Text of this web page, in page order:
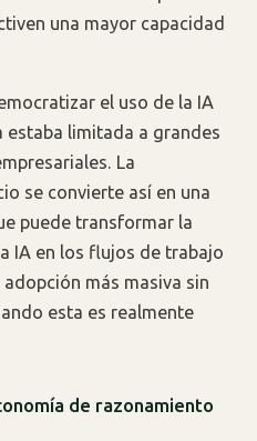
una mayor capacidad
el uso de la IA
estaba limitada a grandes
La
se convierte así en una
puede transformar la
IA en los flujos de trabajo
más masiva sin
esta es realmente
de razonamiento